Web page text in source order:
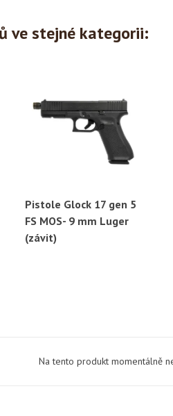
ve stejné kategorii:
Rychlý náhled
Pistole Glock 17 gen 5
FS MOS- 9 mm Luger
(závit)
Na tento produkt momentálně